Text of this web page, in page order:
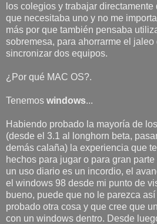
los colegios y trabajar
que necesitaba uno y no me
más por que también pensaba
sobremesa, para ahorrarme el jaleo
sincronizar dos equipos.
¿Por qué MAC OS?.
Tenemos windows...
Habiendo probado la mayoría de
(desde el 3.1 al longhorn beta,
demás calaña) la experiencia que
hechos para jugar o para gran
un uso diario es un incordio, el
el windows 98 desde mi punto de
bueno, puede que no le parezca
probado otra cosa y que cree que
con un windows dentro. Desde